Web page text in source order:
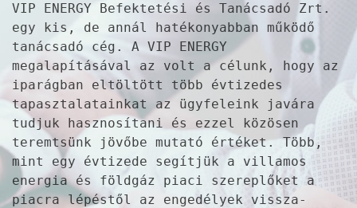
VIP ENERGY Befektetési és Tanácsadó Zrt.
egy kis, de annál hatékonyabban működő
tanácsadó cég. A VIP ENERGY
megalapításával az volt a célunk, hogy az
iparágban eltöltött több évtizedes
tapasztalatainkat az ügyfeleink javára
tudjuk hasznosítani és ezzel közösen
teremtsünk jövőbe mutató értéket. Több,
mint egy évtizede segítjük a villamos
energia és földgáz piaci szereplőket a
piacra lépéstől az engedélyek vissza-